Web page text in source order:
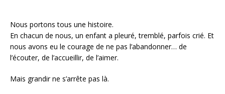
Nous portons tous une histoire.
En chacun de nous, un enfant a pleuré, tremblé, parfois crié. Et
nous avons eu le courage de ne pas l’abandonner… de
l’écouter, de l’accueillir, de l’aimer.
Mais grandir ne s’arrête pas là.